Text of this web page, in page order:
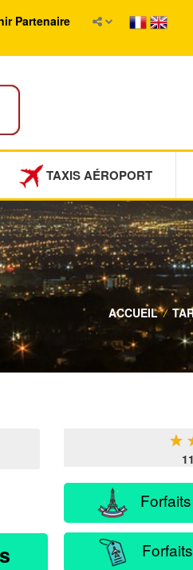
Partenaire
TAXIS AÉROPORT
ACCUEIL /
★